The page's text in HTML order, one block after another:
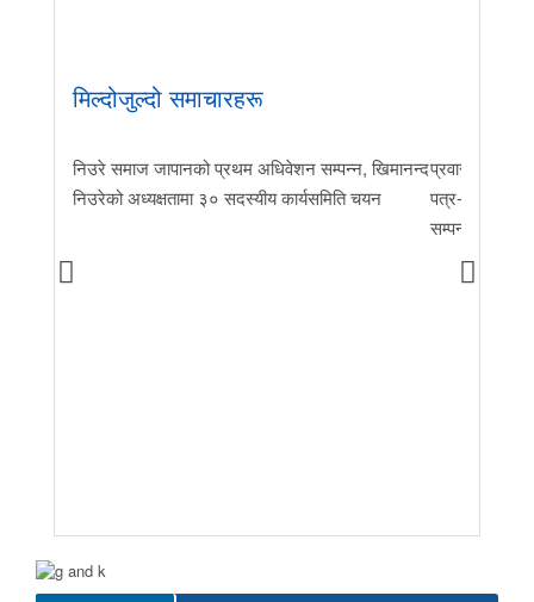
मिल्दोजुल्दो समाचारहरू
निउरे समाज जापानको प्रथम अधिवेशन सम्पन्न, खिमानन्द
निउरेको अध्यक्षतामा ३० सदस्यीय कार्यसमिति चयन
प्रवास र
पत्र-२०२६
सम्पन्न